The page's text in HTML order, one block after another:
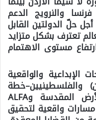
والنرويج الدعم
حلّ الدولتين القابل
تعترف بشكل متزايد
مستوى الاهتمام
والواقعية
والفلسطينيين–خطة
أولمرت–القدوة وكونفدرالية الأرض المقدسة وALFA
واقعية لتحقيق